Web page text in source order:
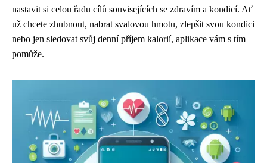
nastavit si celou řadu cílů souvisejících se zdravím a kondicí. Ať
už chcete zhubnout, nabrat svalovou hmotu, zlepšit svou kondici
nebo jen sledovat svůj denní příjem kalorií, aplikace vám s tím
pomůže.